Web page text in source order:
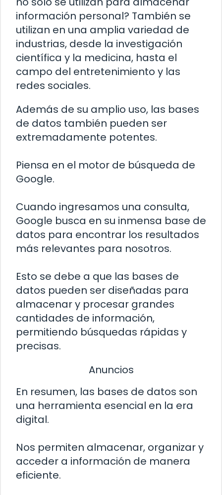
información personal? También se
utilizan en una amplia variedad de
industrias, desde la investigación
científica y la medicina, hasta el
campo del entretenimiento y las
redes sociales.
Además de su amplio uso, las bases
de datos también pueden ser
extremadamente potentes.
Piensa en el motor de búsqueda de
Google.
Cuando ingresamos una consulta,
Google busca en su inmensa base de
datos para encontrar los resultados
más relevantes para nosotros.
Esto se debe a que las bases de
datos pueden ser diseñadas para
almacenar y procesar grandes
cantidades de información,
permitiendo búsquedas rápidas y
precisas.
Anuncios
En resumen, las bases de datos son
una herramienta esencial en la era
digital.
Nos permiten almacenar, organizar y
acceder a información de manera
eficiente.